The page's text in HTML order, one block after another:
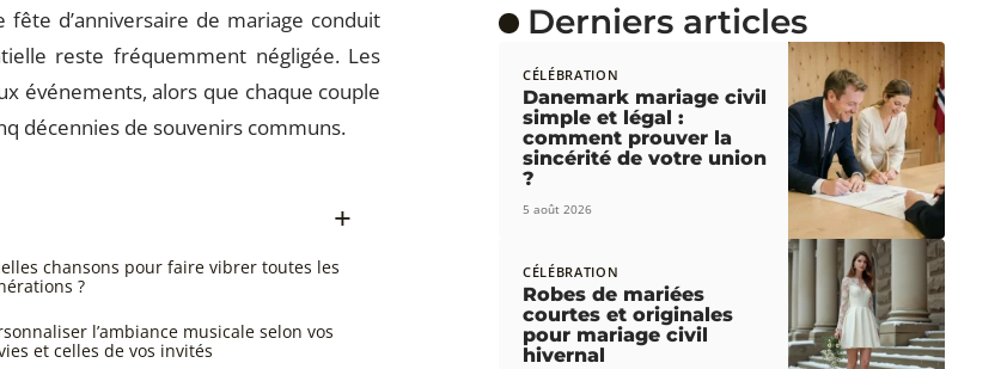
d’anniversaire de mariage conduit
reste fréquemment négligée. Les
événements, alors que chaque couple
décennies de souvenirs communs.
chansons pour faire vibrer toutes les
?
l’ambiance musicale selon vos
et celles de vos invités
Derniers articles
CÉLÉBRATION
Danemark mariage civil
simple et légal :
comment prouver la
sincérité de votre union
?
5 août 2026
CÉLÉBRATION
Robes de mariées
courtes et originales
pour mariage civil
hivernal